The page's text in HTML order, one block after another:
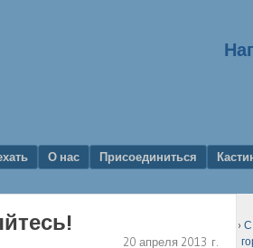
О нас Присоединиться
20 апреля 2013 г.
С